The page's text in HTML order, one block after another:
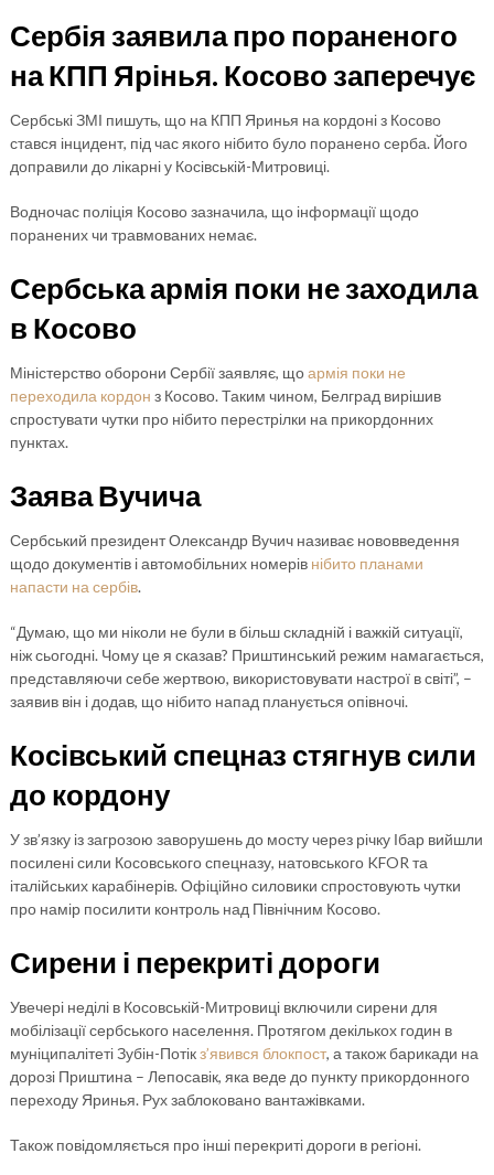
Сербія заявила про пораненого
на КПП Ярінья. Косово заперечує
Сербські ЗМІ пишуть, що на КПП Яринья на кордоні з Косово
стався інцидент, під час якого нібито було поранено серба. Його
доправили до лікарні у Косівській-Митровиці.
Водночас поліція Косово зазначила, що інформації щодо
поранених чи травмованих немає.
Сербська армія поки не заходила
в Косово
Міністерство оборони Сербії заявляє, щоармія поки не
переходила кордон з Косово. Таким чином, Белград вирішив
спростувати чутки про нібито перестрілки на прикордонних
пунктах.
Заява Вучича
Сербський президент Олександр Вучич називає нововведення
щодо документів і автомобільних номерів нібито планами
напасти на сербів.
“Думаю, що ми ніколи не були в більш складній і важкій ситуації,
ніж сьогодні. Чому це я сказав? Приштинський режим намагається,
представляючи себе жертвою, використовувати настрої в світі”, –
заявив він і додав, що нібито напад планується опівночі.
Косівський спецназ стягнув сили
до кордону
У зв’язку із загрозою заворушень до мосту через річку Ібар вийшли
посилені сили Косовського спецназу, натовського KFOR та
італійських карабінерів. Офіційно силовики спростовують чутки
про намір посилити контроль над Північним Косово.
Сирени і перекриті дороги
Увечері неділі в Косовській-Митровиці включили сирени для
мобілізації сербського населення. Протягом декількох годин в
муніципалітеті Зубін-Потікз’явився блокпост, а також барикади на
дорозі Приштина – Лепосавік, яка веде до пункту прикордонного
переходу Яринья. Рух заблоковано вантажівками.
Також повідомляється про інші перекриті дороги в регіоні.